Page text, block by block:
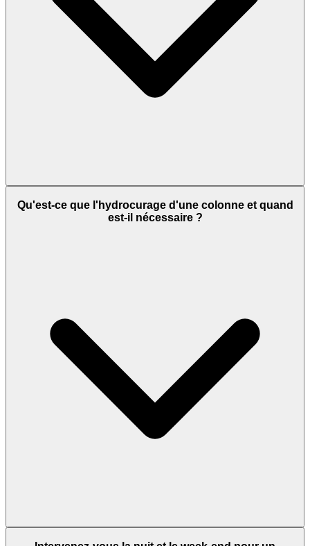
Qu'est-ce que l'hydrocurage d'une colonne et quand
est-il nécessaire ?